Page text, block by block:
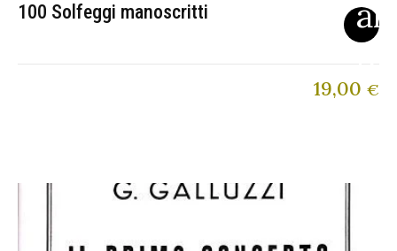
100 Solfeggi manoscritti
19,00 €